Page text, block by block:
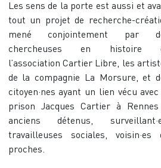
Les sens de la porte est aussi et
tout un projet de recherche-
mené conjointement par
chercheuses en histoire
l’association Cartier Libre, les
de la compagnie La Morsure, et
citoyen·nes ayant un lien vécu
prison Jacques Cartier à
anciens détenus,
travailleuses sociales, voisin·es
proches.